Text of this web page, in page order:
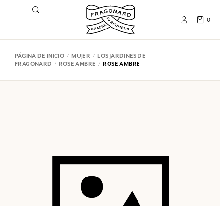
0
PÁGINA DE INICIO MUJER
LOS JARDINES DE
FRAGONARD
ROSE AMBRE ROSE AMBRE